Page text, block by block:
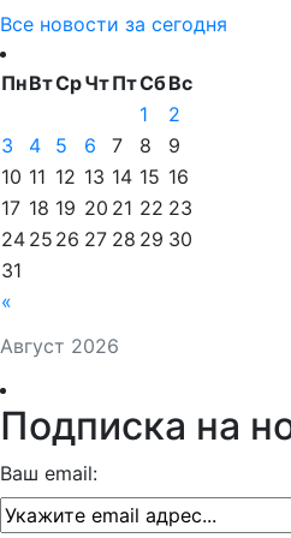
Все новости за сегодня
Август 2026
ПнВтСрЧтПтСбВс
«
1
2
3
4 5 6 7 8
9
10 11 12 13 14 15 16
17 18 19 20 21 22 23
24 25 26 27 28 29 30
31
Подписка на
Ваш email: